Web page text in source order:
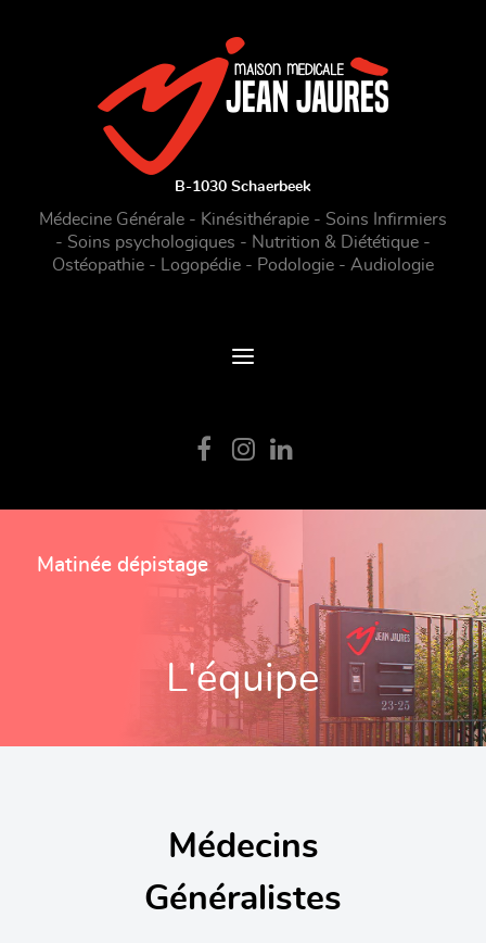
B-1030 Schaerbeek
Médecine Générale - Kinésithérapie - Soins Infirmiers
- Soins psychologiques - Nutrition & Diététique -
Ostéopathie - Logopédie - Podologie - Audiologie
Matinée dépistage
L'équipe
Médecins
Généralistes